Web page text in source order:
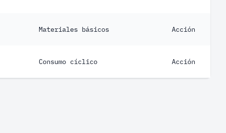
Materiales básicos Acción
Consumo cíclico Acción